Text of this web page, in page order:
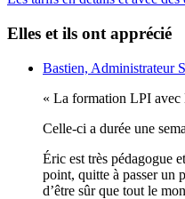
Elles et ils ont apprécié
Bastien, Administrateur
« La formation LPI avec
Celle-ci a durée une
Éric est très pédagogue
point, quitte à passer un
d’être sûr que tout le